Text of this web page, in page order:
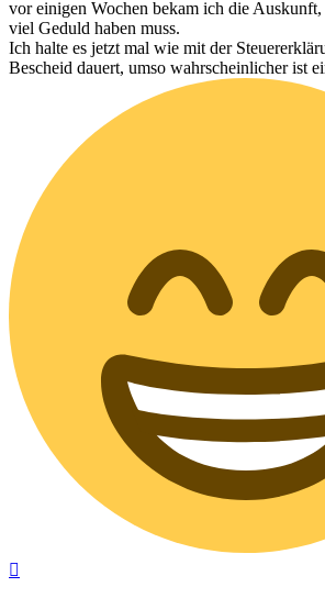
vor einigen Wochen bekam ich die
viel Geduld haben muss.
Ich halte es jetzt mal wie mit der
Bescheid dauert, umso wahrscheinlicher ist